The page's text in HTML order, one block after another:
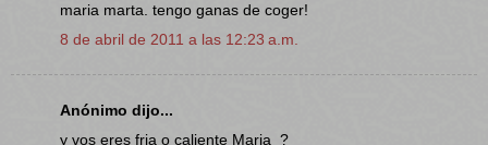
maria marta. tengo ganas de coger!
8 de abril de 2011 a las 12:23 a.m.
Anónimo dijo...
y vos eres fria o caliente Maria_?